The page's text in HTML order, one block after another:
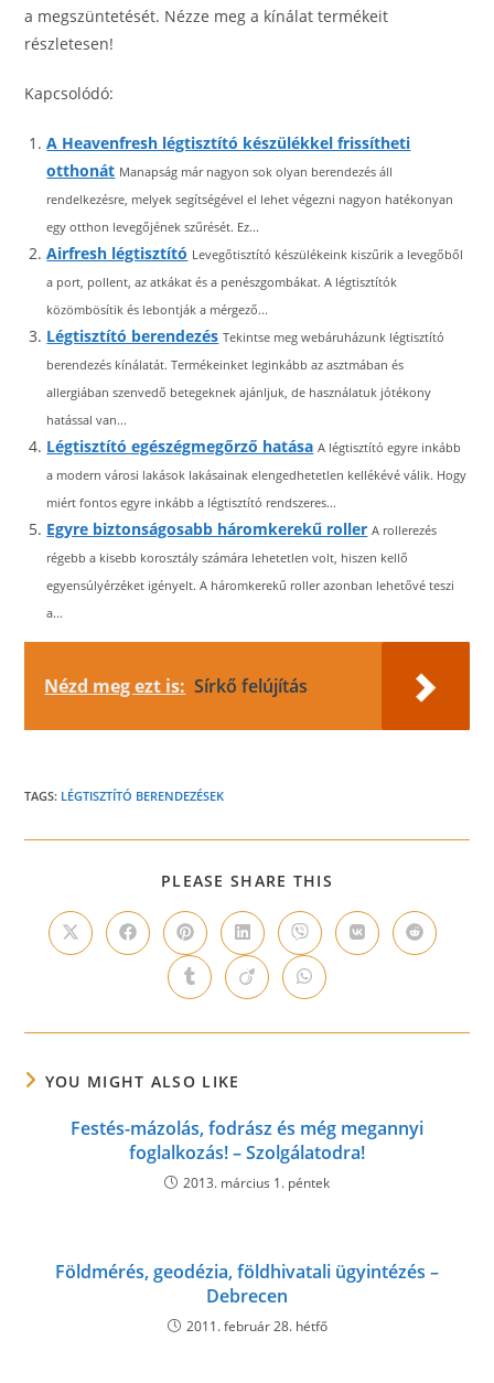
a megszüntetését. Nézze meg a kínálat termékeit
részletesen!
Kapcsolódó:
A Heavenfresh légtisztító készülékkel frissítheti
otthonát Manapság már nagyon sok olyan berendezés áll
rendelkezésre, melyek segítségével el lehet végezni nagyon hatékonyan
egy otthon levegőjének szűrését. Ez...
Airfresh légtisztító Levegőtisztító készülékeink kiszűrik a levegőből
a port, pollent, az atkákat és a penészgombákat. A légtisztítók
közömbösítik és lebontják a mérgező...
Légtisztító berendezés Tekintse meg webáruházunk légtisztító
berendezés kínálatát. Termékeinket leginkább az asztmában és
allergiában szenvedő betegeknek ajánljuk, de használatuk jótékony
hatással van...
Légtisztító egészégmegőrző hatása A légtisztító egyre inkább
a modern városi lakások lakásainak elengedhetetlen kellékévé válik. Hogy
miért fontos egyre inkább a légtisztító rendszeres...
Egyre biztonságosabb háromkerekű roller A rollerezés
régebb a kisebb korosztály számára lehetetlen volt, hiszen kellő
egyensúlyérzéket igényelt. A háromkerekű roller azonban lehetővé teszi
a...
Nézd meg ezt is: Sírkő felújítás
TAGS: LÉGTISZTÍTÓ BERENDEZÉSEK
PLEASE SHARE THIS
CONTENT
Opens
in
Opens
in
window
Opens
in
a
new
window
Opens
in
a
new
window
Opens
in
a
new
window
Opens
in
Opens
in
Opens
in
new
Opens
in
new
Opens
in
new
YOU MIGHT ALSO LIKE
Festés-mázolás, fodrász és még megannyi
foglalkozás! – Szolgálatodra!
2013. március 1. péntek
Földmérés, geodézia, földhivatali ügyintézés –
Debrecen
2011. február 28. hétfő